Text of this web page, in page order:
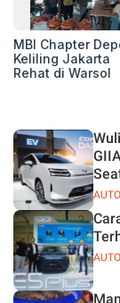
MBI Chapter
Keliling Jakarta
Rehat di Warsol